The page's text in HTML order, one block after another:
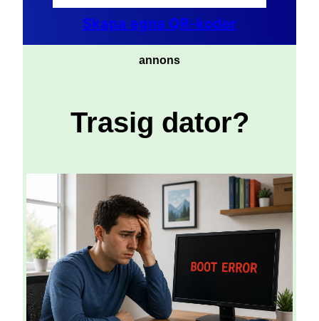
Skapa egna QR-koder
annons
Trasig dator?